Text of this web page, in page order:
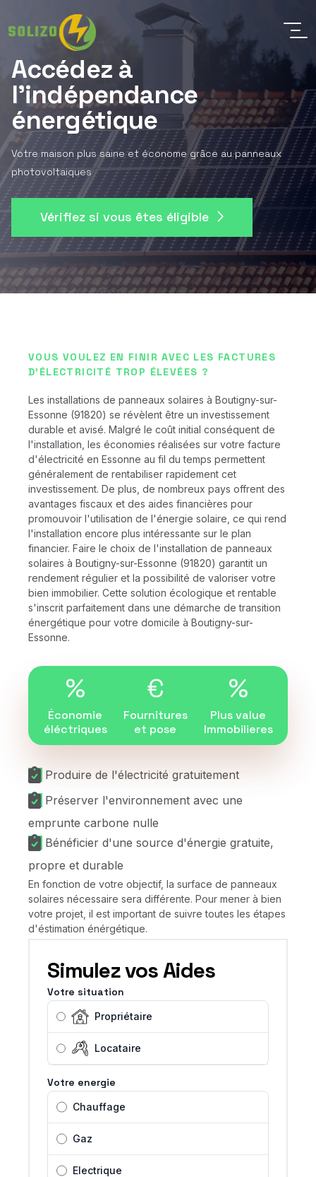
Accédez à
l'indépendance
énergétique
Votre maison plus saine et économe grâce au panneaux
photovoltaiques
Vérifiez si vous êtes éligible
VOUS VOULEZ EN FINIR AVEC LES FACTURES
D'ÉLECTRICITÉ TROP ÉLEVÉES ?
Les installations de panneaux solaires à Boutigny-sur-
Essonne (91820) se révèlent être un investissement
durable et avisé. Malgré le coût initial conséquent de
l'installation, les économies réalisées sur votre facture
d'électricité en Essonne au fil du temps permettent
généralement de rentabiliser rapidement cet
investissement. De plus, de nombreux pays offrent des
avantages fiscaux et des aides financières pour
promouvoir l'utilisation de l'énergie solaire, ce qui rend
l'installation encore plus intéressante sur le plan
financier. Faire le choix de l'installation de panneaux
solaires à Boutigny-sur-Essonne (91820) garantit un
rendement régulier et la possibilité de valoriser votre
bien immobilier. Cette solution écologique et rentable
s'inscrit parfaitement dans une démarche de transition
énergétique pour votre domicile à Boutigny-sur-
Essonne.
%
Économie
éléctriques
€
Fournitures
et pose
%
Plus value
Immobilieres
Produire de l'électricité gratuitement
Préserver l'environnement avec une
emprunte carbone nulle
Bénéficier d'une source d'énergie gratuite,
propre et durable
En fonction de votre objectif, la surface de panneaux
solaires nécessaire sera différente. Pour mener à bien
votre projet, il est important de suivre toutes les étapes
d'éstimation énérgétique.
Simulez vos Aides
Votre situation
Propriétaire
Locataire
Votre energie
Chauffage
Gaz
Electrique